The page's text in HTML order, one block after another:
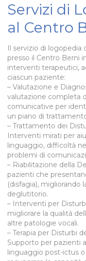
Servizi di
al Centro
Il servizio di logopedia
presso il Centro Berni
interventi terapeutici,
ciascun paziente:
– Valutazione e
valutazione completa
comunicative per
un piano di
– Trattamento dei
Interventi mirati per
linguaggio, difficoltà
problemi di
– Riabilitazione della
pazienti che
(disfagia), migliorando
deglutitorio.
– Interventi per
migliorare la qualità
altre patologie vocali.
– Terapia per Disturbi
Supporto per pazienti
linguaggio post-ictus